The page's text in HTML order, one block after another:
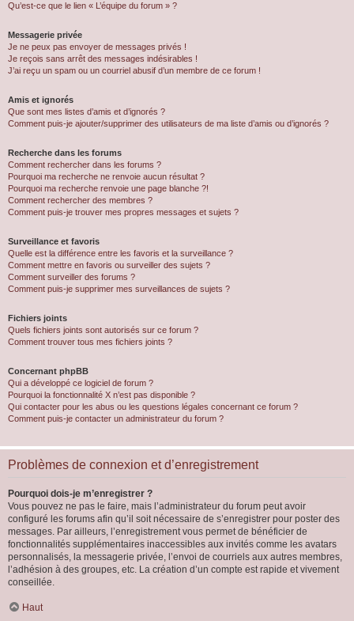
Qu’est-ce que le lien « L’équipe du forum » ?
Messagerie privée
Je ne peux pas envoyer de messages privés !
Je reçois sans arrêt des messages indésirables !
J’ai reçu un spam ou un courriel abusif d’un membre de ce forum !
Amis et ignorés
Que sont mes listes d’amis et d’ignorés ?
Comment puis-je ajouter/supprimer des utilisateurs de ma liste d’amis ou d’ignorés ?
Recherche dans les forums
Comment rechercher dans les forums ?
Pourquoi ma recherche ne renvoie aucun résultat ?
Pourquoi ma recherche renvoie une page blanche ?!
Comment rechercher des membres ?
Comment puis-je trouver mes propres messages et sujets ?
Surveillance et favoris
Quelle est la différence entre les favoris et la surveillance ?
Comment mettre en favoris ou surveiller des sujets ?
Comment surveiller des forums ?
Comment puis-je supprimer mes surveillances de sujets ?
Fichiers joints
Quels fichiers joints sont autorisés sur ce forum ?
Comment trouver tous mes fichiers joints ?
Concernant phpBB
Qui a développé ce logiciel de forum ?
Pourquoi la fonctionnalité X n’est pas disponible ?
Qui contacter pour les abus ou les questions légales concernant ce forum ?
Comment puis-je contacter un administrateur du forum ?
Problèmes de connexion et d’enregistrement
Pourquoi dois-je m’enregistrer ?
Vous pouvez ne pas le faire, mais l’administrateur du forum peut avoir
configuré les forums afin qu’il soit nécessaire de s’enregistrer pour poster des
messages. Par ailleurs, l’enregistrement vous permet de bénéficier de
fonctionnalités supplémentaires inaccessibles aux invités comme les avatars
personnalisés, la messagerie privée, l’envoi de courriels aux autres membres,
l’adhésion à des groupes, etc. La création d’un compte est rapide et vivement
conseillée.
Haut